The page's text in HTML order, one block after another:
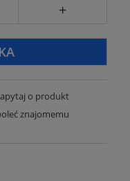
+
o produkt
znajomemu